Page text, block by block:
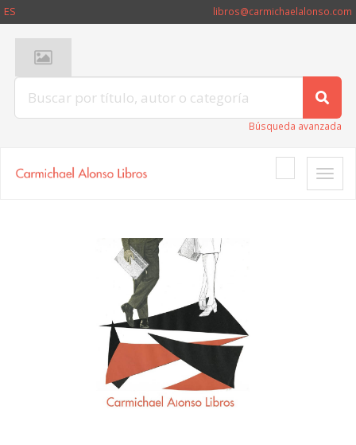
ES libros@carmichaelalonso.com
Búsqueda avanzada
Toggle